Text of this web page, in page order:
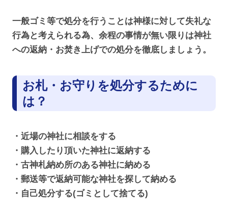
一般ゴミ等で処分を行うことは神様に対して失礼な
行為と考えられる為、余程の事情が無い限りは神社
への返納・お焚き上げでの処分を徹底しましょう。
お札・お守りを処分するために
は？
・近場の神社に相談をする
・購入したり頂いた神社に返納する
・古神札納め所のある神社に納める
・郵送等で返納可能な神社を探して納める
・自己処分する(ゴミとして捨てる)